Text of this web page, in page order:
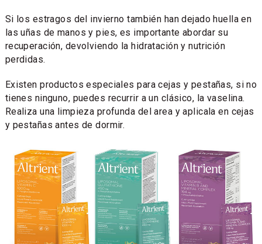
Si los estragos del invierno también han dejado huella en
las uñas de manos y pies, es importante abordar su
recuperación, devolviendo la hidratación y nutrición
perdidas.
Existen productos especiales para cejas y pestañas, si no
tienes ninguno, puedes recurrir a un clásico, la vaselina.
Realiza una limpieza profunda del area y aplicala en cejas
y pestañas antes de dormir.